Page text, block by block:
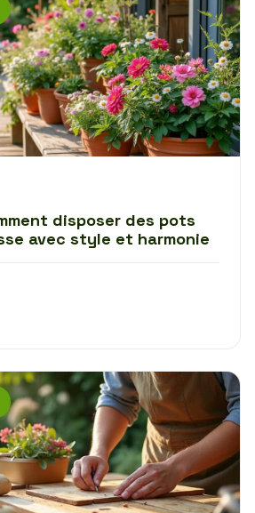
disposer des pots
avec style et harmonie